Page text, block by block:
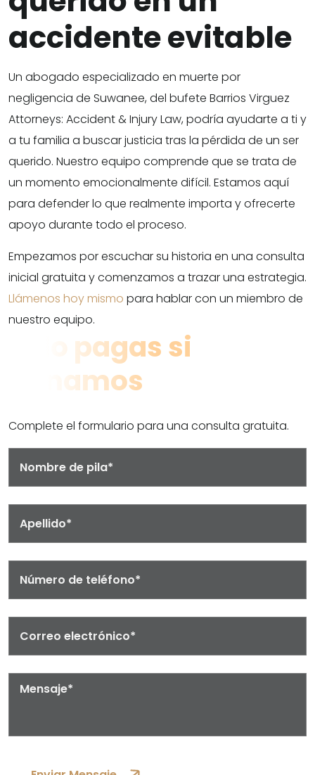
accidente evitable
Un abogado especializado en muerte por
negligencia de Suwanee, del bufete Barrios Virguez
Attorneys: Accident & Injury Law, podría ayudarte a ti y
a tu familia a buscar justicia tras la pérdida de un ser
querido. Nuestro equipo comprende que se trata de
un momento emocionalmente difícil. Estamos aquí
para defender lo que realmente importa y ofrecerte
apoyo durante todo el proceso.
Empezamos por escuchar su historia en una consulta
inicial gratuita y comenzamos a trazar una estrategia.
Llámenos hoy mismo para hablar con un miembro de
nuestro equipo.
Solo pagas si
ganamos
Complete el formulario para una consulta gratuita.